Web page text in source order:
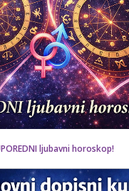
ljubavni horoskop!